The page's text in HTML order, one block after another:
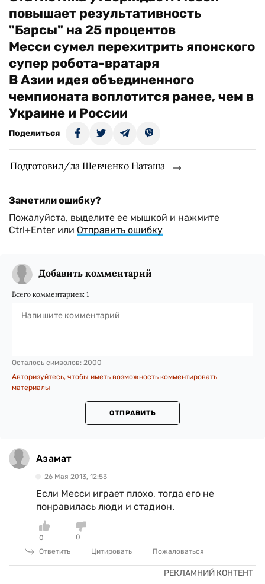
повышает результативность
"Барсы" на 25 процентов
Месси сумел перехитрить японского
супер робота-вратаря
В Азии идея объединенного
чемпионата воплотится ранее, чем в
Украине и России
Поделиться
Подготовил/ла Шевченко Наташа
Заметили ошибку?
Пожалуйста, выделите ее мышкой и нажмите
Ctrl+Enter или Отправить ошибку
Добавить комментарий
Всего комментариев: 1
Осталось символов: 2000
Авторизуйтесь, чтобы иметь возможность комментировать
материалы
ОТПРАВИТЬ
Азамат
26 Мая 2013, 12:53
Если Месси играет плохо, тогда его не
понравилась люди и стадион.
0
0
Ответить
Цитировать Пожаловаться